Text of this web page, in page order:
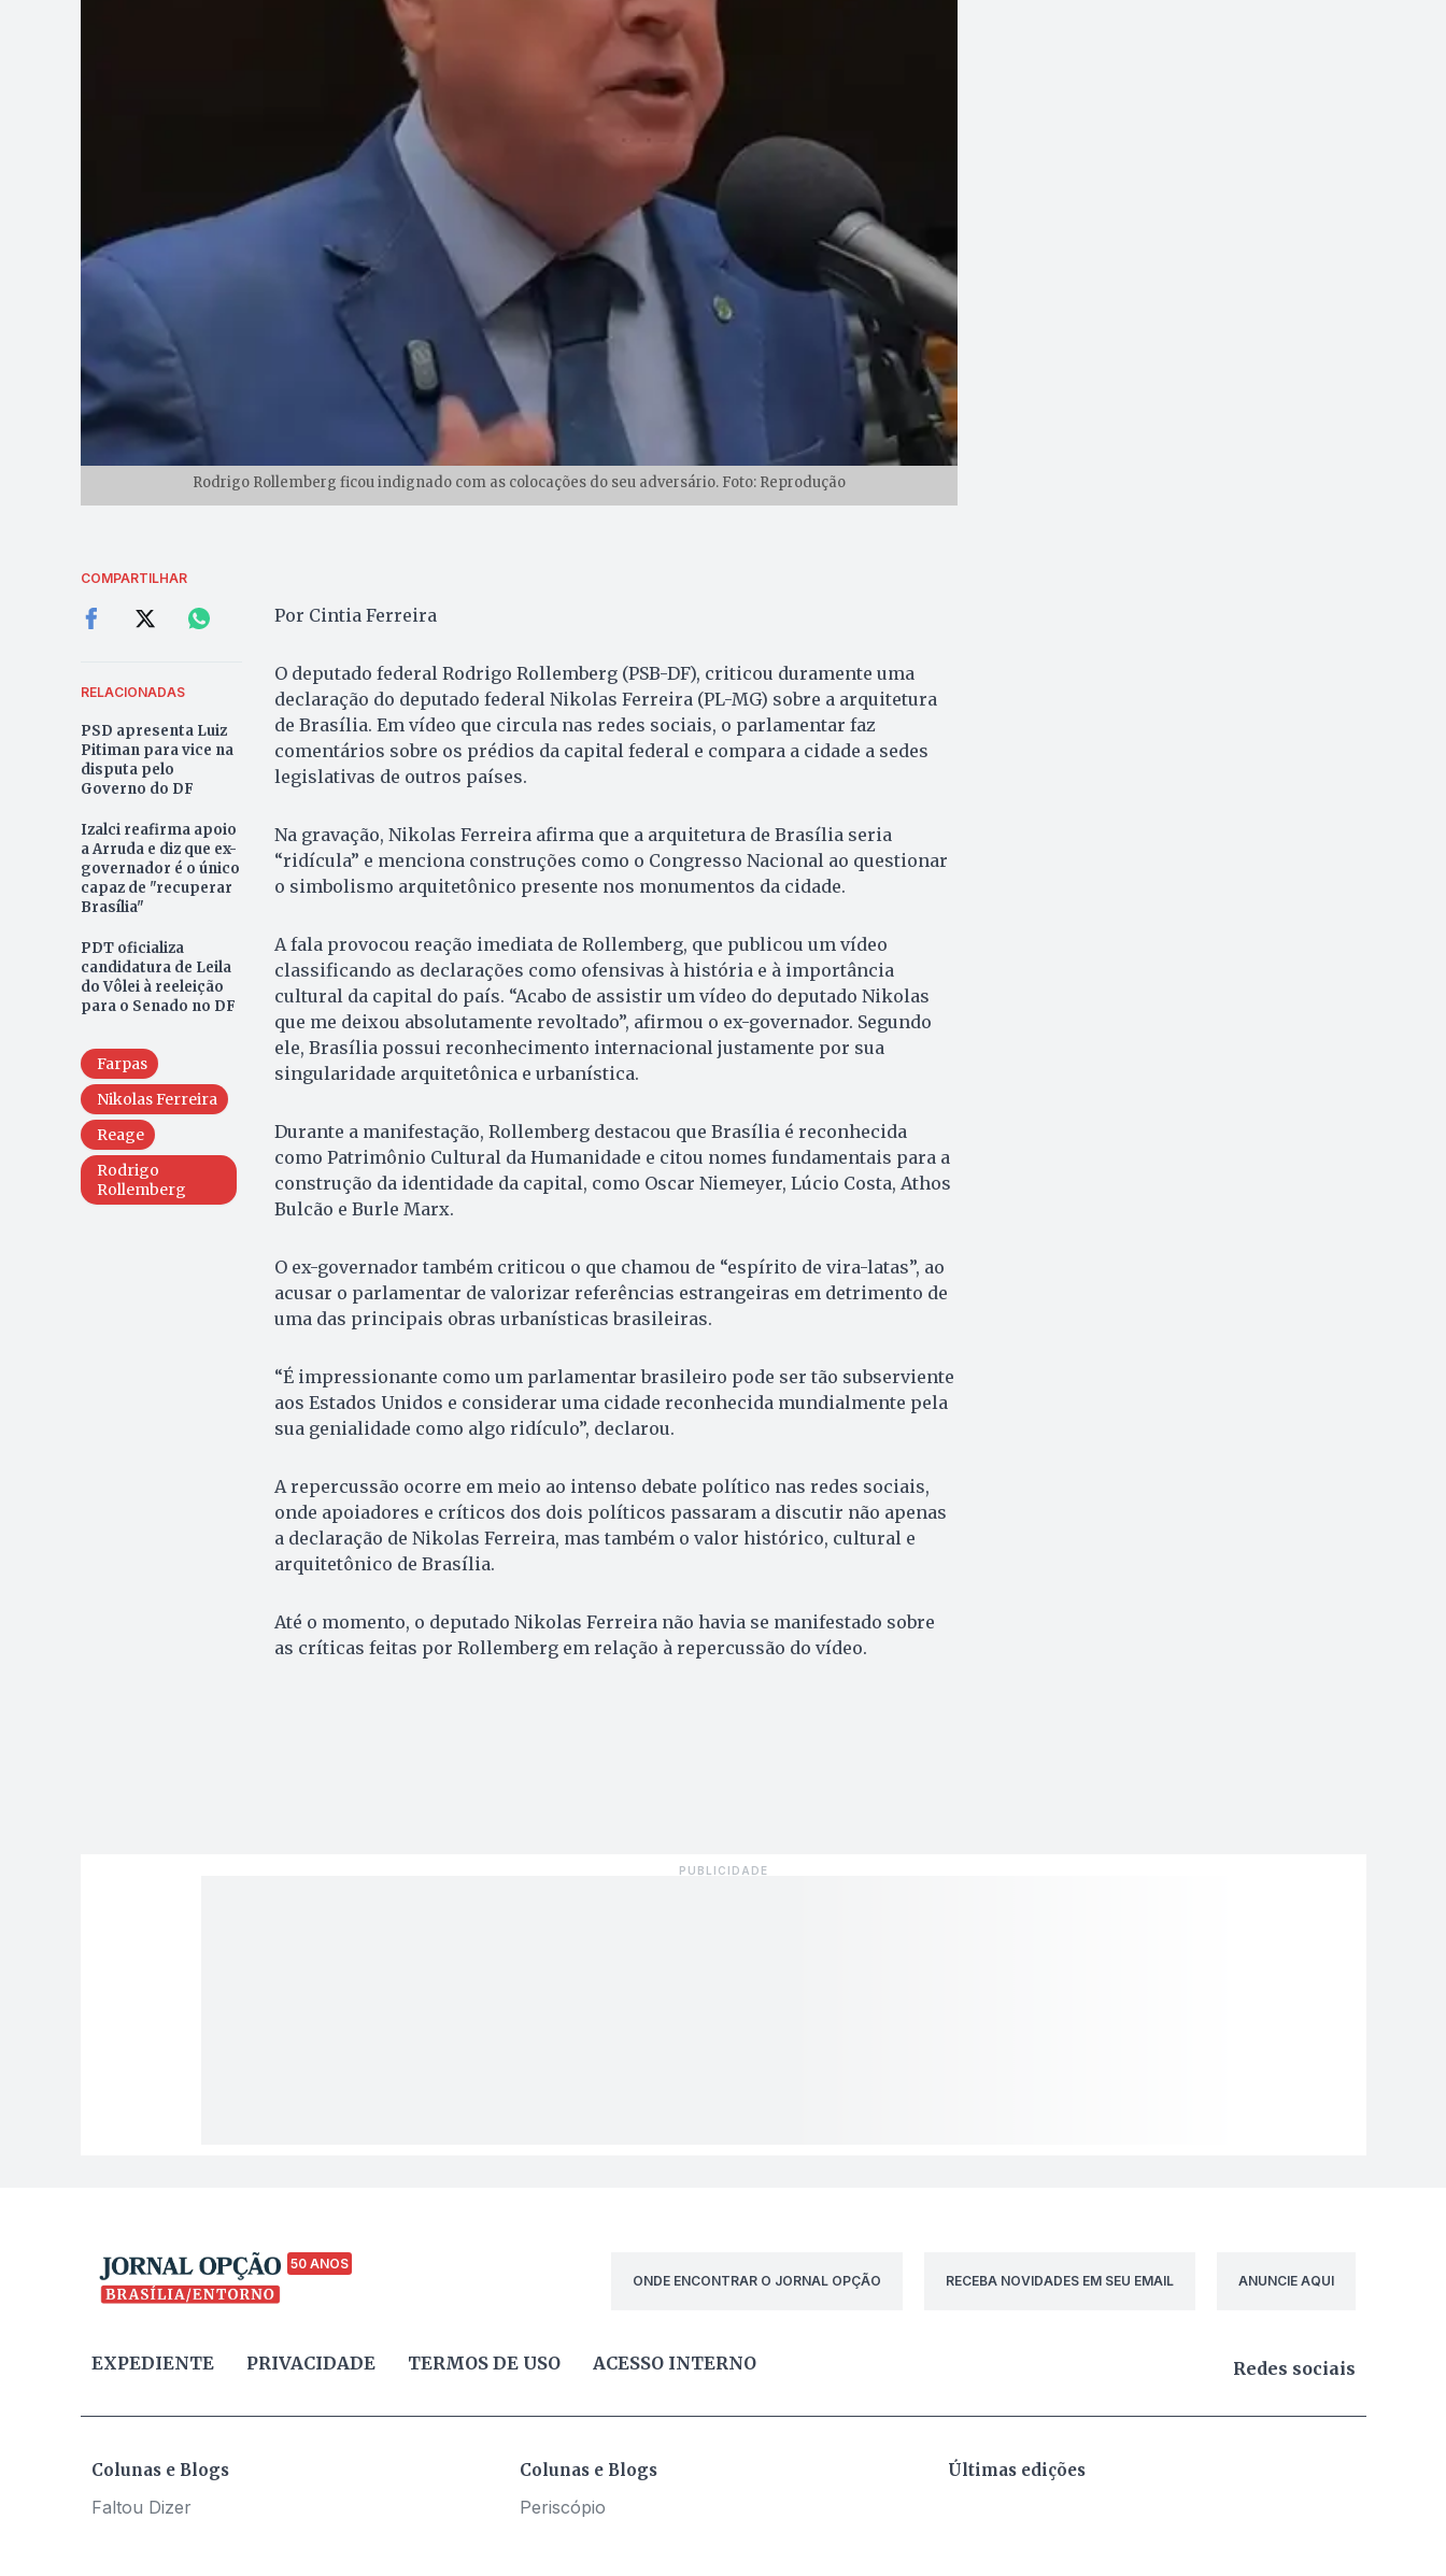
Rodrigo Rollemberg ficou indignado com as colocações do seu adversário. Foto: Reprodução
COMPARTILHAR
RELACIONADAS
PSD apresenta Luiz
Pitiman para vice na
disputa pelo
Governo do DF
Izalci reafirma apoio
a Arruda e diz que ex-
governador é o único
capaz de "recuperar
Brasília"
PDT oficializa
candidatura de Leila
do Vôlei à reeleição
para o Senado no DF
Farpas
Nikolas Ferreira
Reage
Rodrigo
Rollemberg
Por Cintia Ferreira
O deputado federal Rodrigo Rollemberg (PSB-DF), criticou duramente uma
declaração do deputado federal Nikolas Ferreira (PL-MG) sobre a arquitetura
de Brasília. Em vídeo que circula nas redes sociais, o parlamentar faz
comentários sobre os prédios da capital federal e compara a cidade a sedes
legislativas de outros países.
Na gravação, Nikolas Ferreira afirma que a arquitetura de Brasília seria
“ridícula” e menciona construções como o Congresso Nacional ao questionar
o simbolismo arquitetônico presente nos monumentos da cidade.
A fala provocou reação imediata de Rollemberg, que publicou um vídeo
classificando as declarações como ofensivas à história e à importância
cultural da capital do país. “Acabo de assistir um vídeo do deputado Nikolas
que me deixou absolutamente revoltado”, afirmou o ex-governador. Segundo
ele, Brasília possui reconhecimento internacional justamente por sua
singularidade arquitetônica e urbanística.
Durante a manifestação, Rollemberg destacou que Brasília é reconhecida
como Patrimônio Cultural da Humanidade e citou nomes fundamentais para a
construção da identidade da capital, como Oscar Niemeyer, Lúcio Costa, Athos
Bulcão e Burle Marx.
O ex-governador também criticou o que chamou de “espírito de vira-latas”, ao
acusar o parlamentar de valorizar referências estrangeiras em detrimento de
uma das principais obras urbanísticas brasileiras.
“É impressionante como um parlamentar brasileiro pode ser tão subserviente
aos Estados Unidos e considerar uma cidade reconhecida mundialmente pela
sua genialidade como algo ridículo”, declarou.
A repercussão ocorre em meio ao intenso debate político nas redes sociais,
onde apoiadores e críticos dos dois políticos passaram a discutir não apenas
a declaração de Nikolas Ferreira, mas também o valor histórico, cultural e
arquitetônico de Brasília.
Até o momento, o deputado Nikolas Ferreira não havia se manifestado sobre
as críticas feitas por Rollemberg em relação à repercussão do vídeo.
50 ANOS
ONDE ENCONTRAR O JORNAL OPÇÃO
RECEBA NOVIDADES EM SEU EMAIL ANUNCIE AQUI
EXPEDIENTE PRIVACIDADE TERMOS DE USO ACESSO INTERNO Redes sociais
Colunas e Blogs
Faltou Dizer
Colunas e Blogs
Periscópio
Últimas edições